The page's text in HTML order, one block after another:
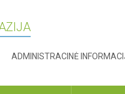
ADMINISTRACINĖ